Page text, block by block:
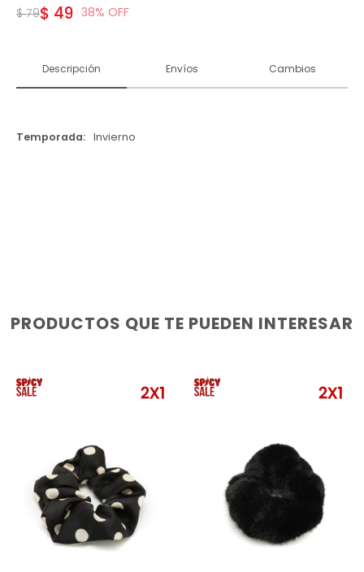
$ 49
$ 79 38
Descripción Envíos Cambios
Temporada Invierno
PRODUCTOS QUE TE PUEDEN INTERESAR